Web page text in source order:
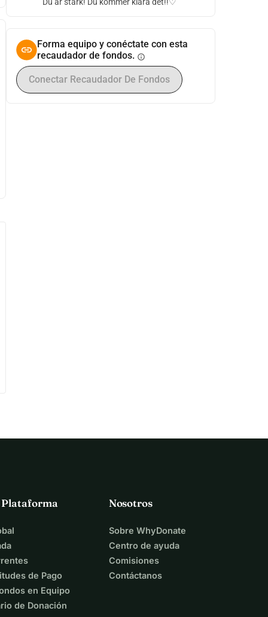
Forma equipo y conéctate con esta
recaudador de fondos. info
Conectar Recaudador De Fondos
Plataforma
de Pago
en Equipo
de Donación
Nosotros
Sobre WhyDonate
Centro de ayuda
Comisiones
Contáctanos